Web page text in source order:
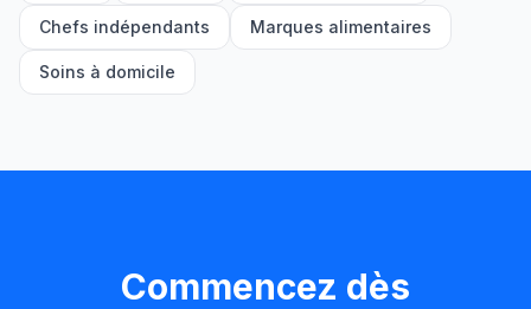
Chefs indépendants Marques alimentaires
Soins à domicile
Commencez dès